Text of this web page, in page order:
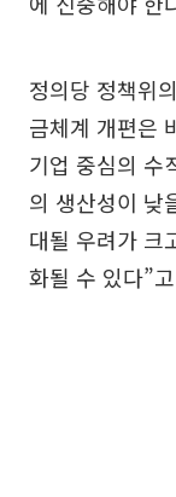
정의당 정책위
금체계 개편은
기업 중심의 수
의 생산성이 낮
대될 우려가 크
화될 수 있다”